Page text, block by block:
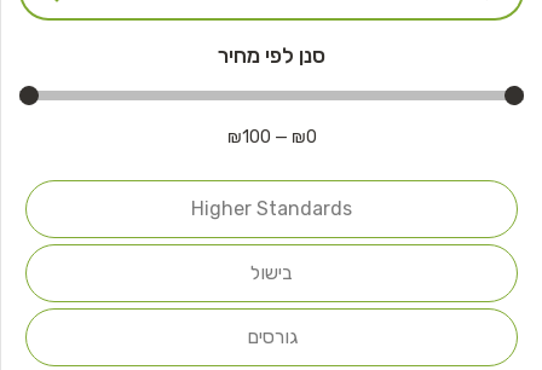
סנן לפי מחיר
₪0
—
₪100
Higher Standards
בישול
גורסים